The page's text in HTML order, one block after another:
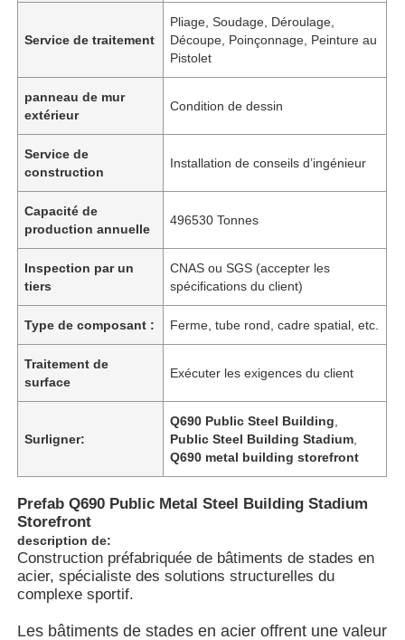
Aperçu
Produits
Vidéos
Service de traitement
Pliage, Soudage, Déroulage,
Découpe, Poinçonnage, Peinture au
Pistolet
panneau de mur
extérieur
Condition de dessin
Service de
construction
Installation de conseils d’ingénieur
Capacité de
production annuelle
496530 Tonnes
Inspection par un
tiers
CNAS ou SGS (accepter les
spécifications du client)
Type de composant : Ferme, tube rond, cadre spatial, etc.
Traitement de
surface
Exécuter les exigences du client
Surligner:
Q690 Public Steel Building
Public Steel Building Stadium
Q690 metal building storefront
Prefab Q690 Public Metal Steel Building Stadium
Storefront
description de:
Construction préfabriquée de bâtiments de stades en
acier, spécialiste des solutions structurelles du
complexe sportif.
Les bâtiments de stades en acier offrent une valeur